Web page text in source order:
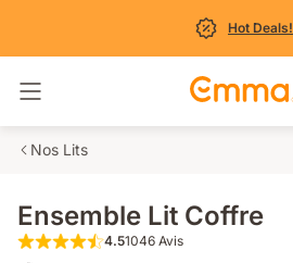
Hot Deals!
Basculer la navigation
Nos Lits
Ensemble Lit Coffre
4.5 étoiles sur 5 1046 Avis
4.51046 Avis